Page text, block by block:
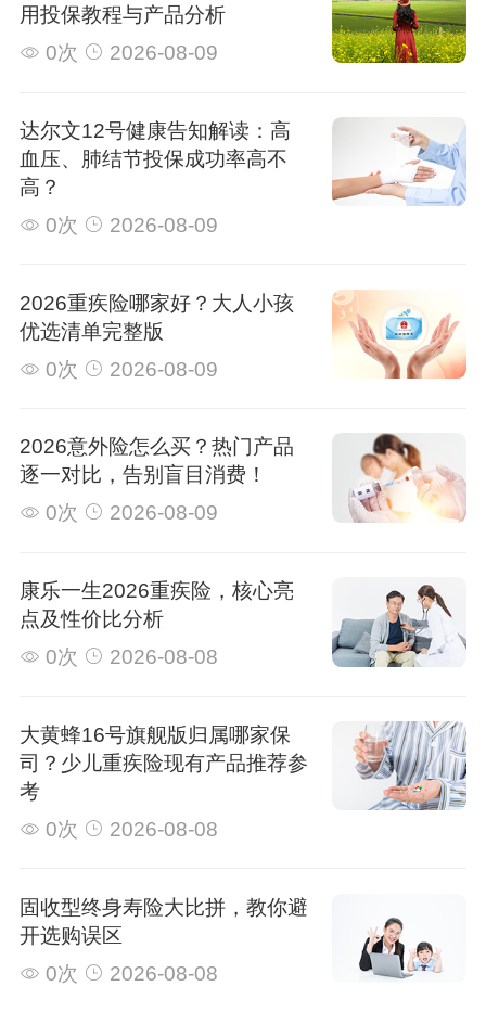
用投保教程与产品分析
0次
2026-08-09
达尔文12号健康告知解读：高
血压、肺结节投保成功率高不
高？
0次
2026-08-09
2026重疾险哪家好？大人小孩
优选清单完整版
0次
2026-08-09
2026意外险怎么买？热门产品
逐一对比，告别盲目消费！
0次
2026-08-09
康乐一生2026重疾险，核心亮
点及性价比分析
0次
2026-08-08
大黄蜂16号旗舰版归属哪家保
司？少儿重疾险现有产品推荐参
考
0次
2026-08-08
固收型终身寿险大比拼，教你避
开选购误区
0次
2026-08-08